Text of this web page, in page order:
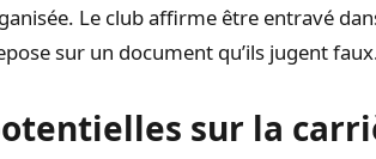
Le club affirme être entravé
sur un document qu’ils jugent
sur la